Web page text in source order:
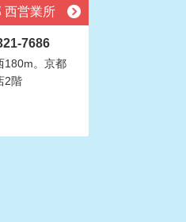
西営業所
7686
180m。京都
2階